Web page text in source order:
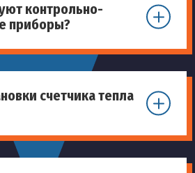
контрольно-
приборы?
счетчика тепла